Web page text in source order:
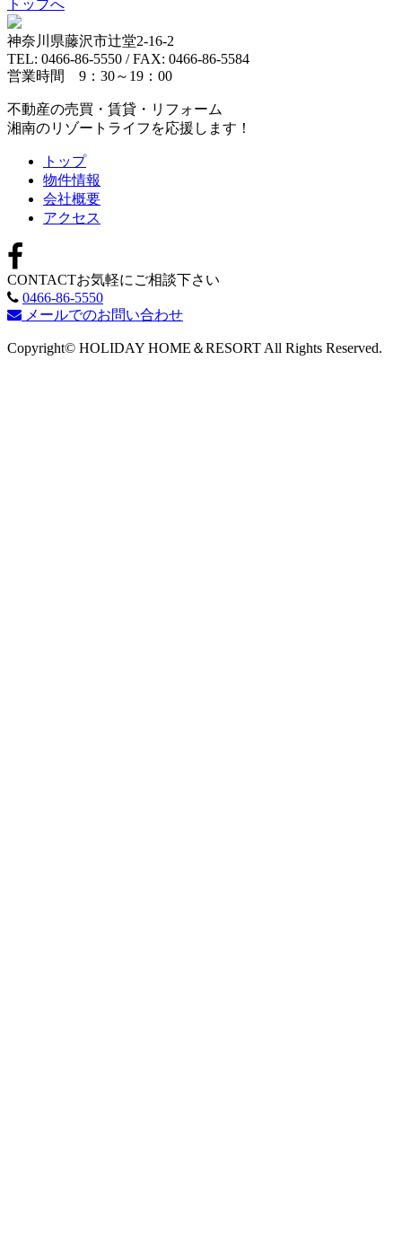
トップへ
神奈川県藤沢市辻堂2-16-2
TEL: 0466-86-5550 / FAX: 0466-86-5584
営業時間 9：30～19：00
不動産の売買・賃貸・リフォーム
湘南のリゾートライフを応援します！
トップ
物件情報
会社概要
アクセス
CONTACTお気軽にご相談下さい
0466-86-5550
メールでのお問い合わせ
Copyright© HOLIDAY HOME＆RESORT All Rights Reserved.